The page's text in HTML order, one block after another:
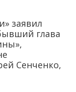
заявил
глава
Сенченко,